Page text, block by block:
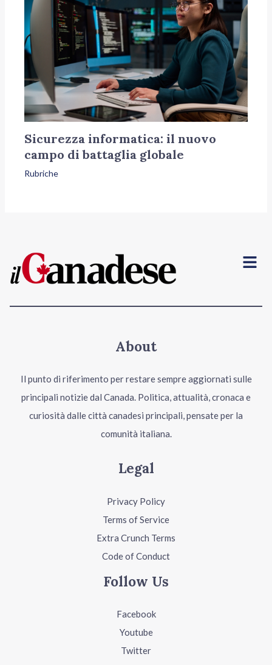
Sicurezza informatica: il nuovo
campo di battaglia globale
Rubriche
Menu
About
Il punto di riferimento per restare sempre aggiornati sulle
principali notizie dal Canada. Politica, attualità, cronaca e
curiosità dalle città canadesi principali, pensate per la
comunità italiana.
Legal
Privacy Policy
Terms of Service
Extra Crunch Terms
Code of Conduct
Follow Us
Facebook
Youtube
Twitter